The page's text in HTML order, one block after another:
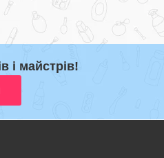
і майстрів!